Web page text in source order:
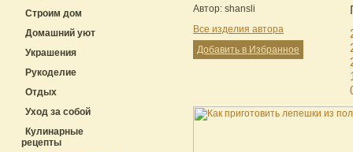
Строим дом
Домашний уют
Украшения
Рукоделие
Отдых
Уход за собой
Кулинарные
рецепты
Автор: shansli
Все изделия автора
Добавить в Избранное